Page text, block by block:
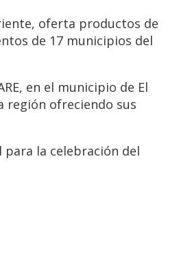
oferta productos de
de 17 municipios del
en el municipio de El
región ofreciendo sus
la celebración del